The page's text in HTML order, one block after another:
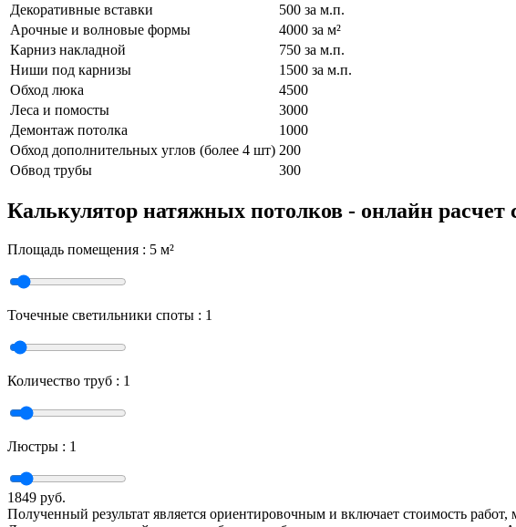
Декоративные вставки
500 за м.п.
Арочные и волновые формы
4000 за м²
Карниз накладной
750 за м.п.
Ниши под карнизы
1500 за м.п.
Обход люка
4500
Леса и помосты
3000
Демонтаж потолка
1000
Обход дополнительных углов (более 4 шт) 200
Обвод трубы
300
Калькулятор натяжных потолков - онлайн расчет
Площадь помещения : 5 м²
Точечные светильники споты : 1
Количество труб : 1
Люстры : 1
1849 руб.
Полученный результат является ориентировочным и включает стоимость